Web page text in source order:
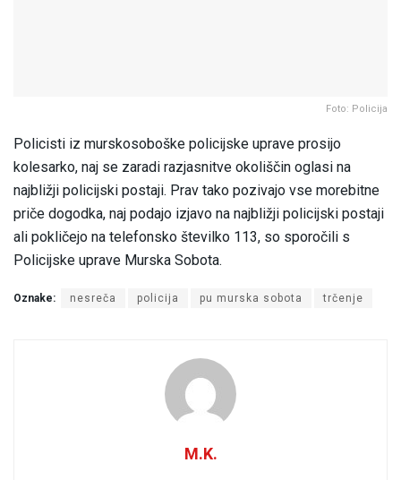
Foto: Policija
Policisti iz murskosoboške policijske uprave prosijo
kolesarko, naj se zaradi razjasnitve okoliščin oglasi na
najbližji policijski postaji. Prav tako pozivajo vse morebitne
priče dogodka, naj podajo izjavo na najbližji policijski postaji
ali pokličejo na telefonsko številko 113, so sporočili s
Policijske uprave Murska Sobota.
Oznake: nesreča policija pu murska sobota trčenje
M.K.